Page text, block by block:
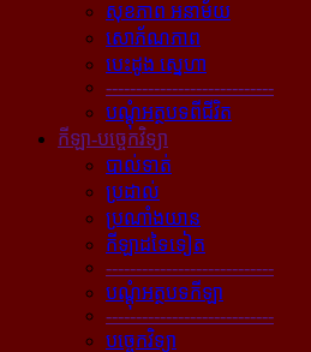
សុខភាព អនាម័យ
សោភ័ណភាព
បេះដូង ស្នេហា
----------------------------
បណ្ដុំអត្ថបទពីជីវិត
កីឡា-បច្ចេកវិទ្យា
បាល់ទាត់
ប្រដាល់
ប្រណាំងយាន
កីឡាដទៃទៀត
----------------------------
បណ្ដុំអត្ថបទកីឡា
----------------------------
បច្ចេកវិទ្យា